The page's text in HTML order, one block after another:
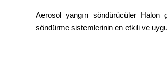
Aerosol yangın söndürücüler Halon
söndürme sistemlerinin en etkili ve